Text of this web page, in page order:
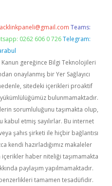
Teams:
0262 606 0 726 Telegram:
Kanun gereğince Bilgi Teknolojileri
onaylanmış bir Yer Sağlayıcı
sitedeki içerikleri proaktif
bulunmamaktadır.
sorumluluğunu taşımakta olup,
etmiş sayılırlar. Bu internet
şahıs şirketi ile hiçbir bağlantısı
kendi hazırladığımız makaleler
haber niteliği taşımamakta
paylaşım yapılmamaktadır.
tamamen tesadüfidir.